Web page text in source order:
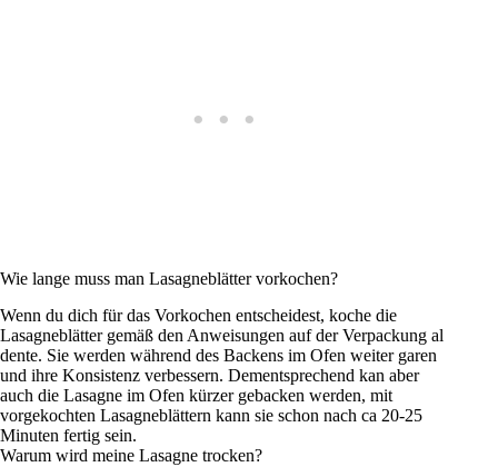
Wie lange muss man Lasagneblätter vorkochen?
Wenn du dich für das Vorkochen entscheidest, koche die
Lasagneblätter gemäß den Anweisungen auf der Verpackung al
dente. Sie werden während des Backens im Ofen weiter garen
und ihre Konsistenz verbessern. Dementsprechend kan aber
auch die Lasagne im Ofen kürzer gebacken werden, mit
vorgekochten Lasagneblättern kann sie schon nach ca 20-25
Minuten fertig sein.
Warum wird meine Lasagne trocken?